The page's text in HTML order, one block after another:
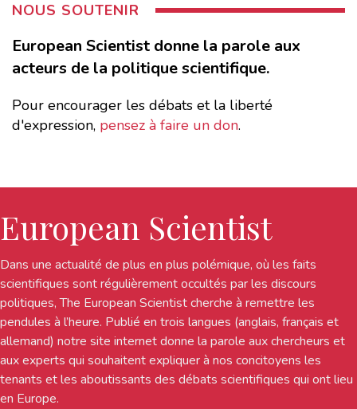
NOUS SOUTENIR
European Scientist donne la parole aux
acteurs de la politique scientifique.
Pour encourager les débats et la liberté
d'expression, pensez à faire un don.
European Scientist
Dans une actualité de plus en plus polémique, où les faits
scientifiques sont régulièrement occultés par les discours
politiques, The European Scientist cherche à remettre les
pendules à l’heure. Publié en trois langues (anglais, français et
allemand) notre site internet donne la parole aux chercheurs et
aux experts qui souhaitent expliquer à nos concitoyens les
tenants et les aboutissants des débats scientifiques qui ont lieu
en Europe.